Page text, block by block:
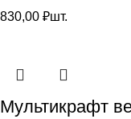
830,00 ₽шт.
Мультикрафт